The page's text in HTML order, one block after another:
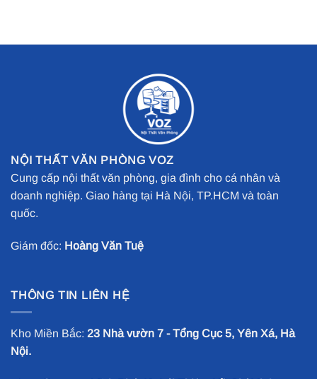
NỘI THẤT VĂN PHÒNG VOZ
Cung cấp nội thất văn phòng, gia đình cho cá nhân và
doanh nghiệp. Giao hàng tại Hà Nội, TP.HCM và toàn
quốc.
Giám đốc: Hoàng Văn Tuệ
THÔNG TIN LIÊN HỆ
Kho Miền Bắc: 23 Nhà vườn 7 - Tổng Cục 5, Yên Xá, Hà
Nội.